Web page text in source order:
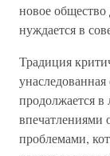
новое общество
нуждается в
Традиция
продолжается в
впечатлениями
проблемами,